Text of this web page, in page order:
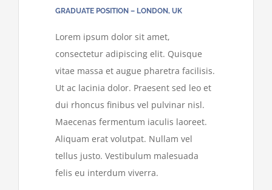
GRADUATE POSITION – LONDON, UK
Lorem ipsum dolor sit amet,
consectetur adipiscing elit. Quisque
vitae massa et augue pharetra facilisis.
Ut ac lacinia dolor. Praesent sed leo et
dui rhoncus finibus vel pulvinar nisl.
Maecenas fermentum iaculis laoreet.
Aliquam erat volutpat. Nullam vel
tellus justo. Vestibulum malesuada
felis eu interdum viverra.